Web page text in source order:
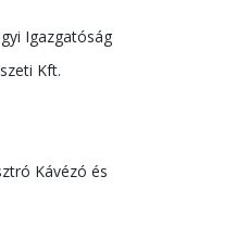
Igazgatóság
Kft.
Kávézó és